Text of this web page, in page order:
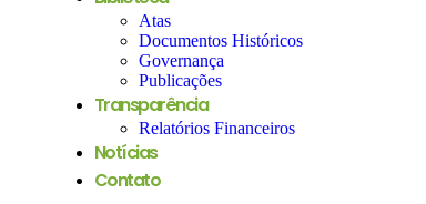
Atas
Documentos Históricos
Governança
Publicações
Transparência
Relatórios Financeiros
Notícias
Contato